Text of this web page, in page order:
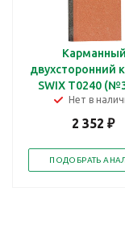
Карманный
двухсторонний
SWIX T0240
Нет в
2 352 ₽
ПОДОБРАТЬ